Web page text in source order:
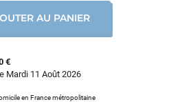
€
Mardi 11 Août 2026
en France métropolitaine
AU PANIER